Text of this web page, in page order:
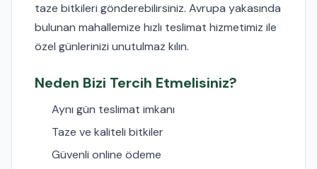
taze bitkileri gönderebilirsiniz. Avrupa yakasında
bulunan mahallemize hızlı teslimat hizmetimiz ile
özel günlerinizi unutulmaz kılın.
Neden Bizi Tercih Etmelisiniz?
Aynı gün teslimat imkanı
Taze ve kaliteli bitkiler
Güvenli online ödeme